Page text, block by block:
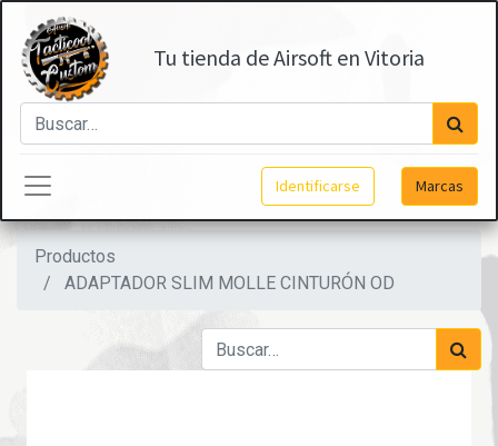
Tu tienda de Airsoft en Vitoria
Identificarse Marcas
Productos
ADAPTADOR SLIM MOLLE CINTURÓN OD